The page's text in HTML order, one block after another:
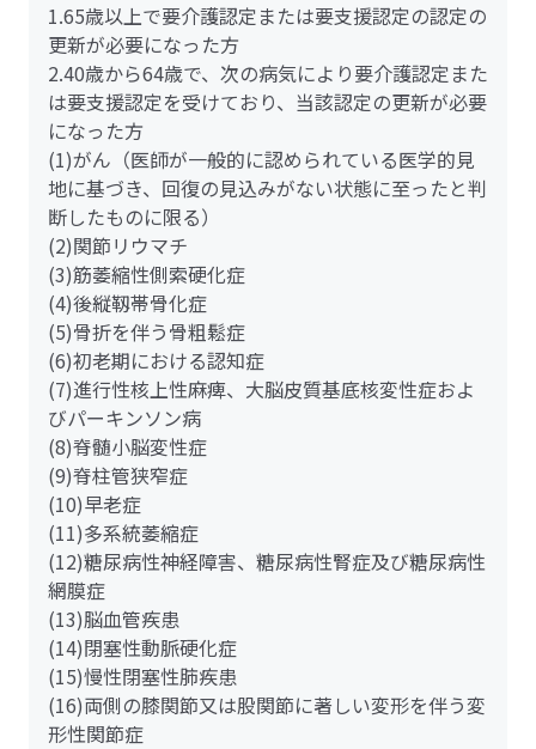
1.65歳以上で要介護認定または要支援認定の認定の
更新が必要になった方
2.40歳から64歳で、次の病気により要介護認定また
は要支援認定を受けており、当該認定の更新が必要
になった方
(1)がん（医師が一般的に認められている医学的見
地に基づき、回復の見込みがない状態に至ったと判
断したものに限る）
(2)関節リウマチ
(3)筋萎縮性側索硬化症
(4)後縦靱帯骨化症
(5)骨折を伴う骨粗鬆症
(6)初老期における認知症
(7)進行性核上性麻痺、大脳皮質基底核変性症およ
びパーキンソン病
(8)脊髄小脳変性症
(9)脊柱管狭窄症
(10)早老症
(11)多系統萎縮症
(12)糖尿病性神経障害、糖尿病性腎症及び糖尿病性
網膜症
(13)脳血管疾患
(14)閉塞性動脈硬化症
(15)慢性閉塞性肺疾患
(16)両側の膝関節又は股関節に著しい変形を伴う変
形性関節症